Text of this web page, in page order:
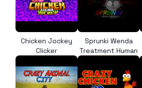
Chicken Jockey
Clicker
Sprunki Wenda
Treatment Human